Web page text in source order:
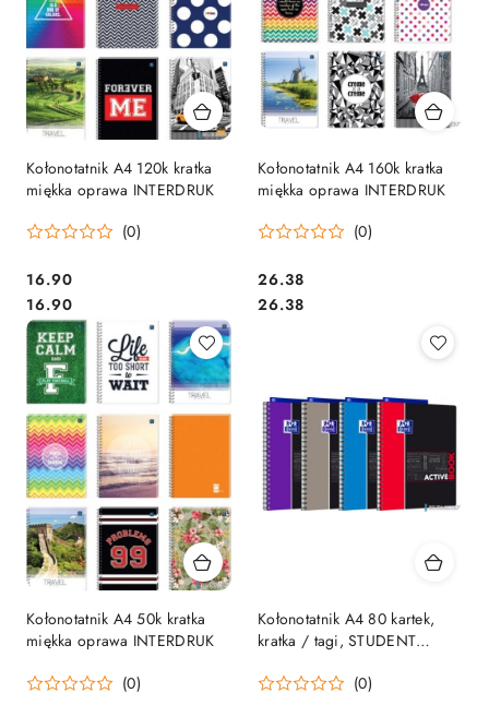
Kołonotatnik A4 120k kratka
miękka oprawa INTERDRUK
(0)
Cena:
16.90
Cena:
16.90
Kołonotatnik A4 160k kratka
miękka oprawa INTERDRUK
(0)
Cena:
26.38
Cena:
26.38
Kołonotatnik A4 50k kratka
miękka oprawa INTERDRUK
(0)
Kołonotatnik A4 80 kartek,
kratka / tagi, STUDENT
400019520
(0)